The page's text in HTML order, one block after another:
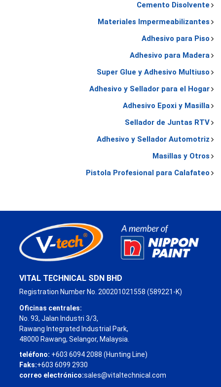
Cemento Disolvente
Materiales Impermeabilizantes
Adhesivo para Piso
Adhesivo para Madera
Super Glue y Adhesivo Multiuso
Adhesivo y Sellador para el Hogar
Adhesivo Epoxi y Masilla
Sellador de Juntas RTV
Adhesivo y Sellador Automotriz
Masillas y Otros
Pistola Profesional para Calafateo
VITAL TECHNICAL SDN BHD
Registration Number No. 200201021558 (589221-K)
Oficinas centrales:
No. 93, Jalan Industri 3/3,
Rawang Integrated Industrial Park,
48000 Rawang, Selangor, Malaysia.
teléfono: +603 6094 2088 (Hunting Line)
Faks:+603 6099 2930
correo electrónico:sales@vitaltechnical.com